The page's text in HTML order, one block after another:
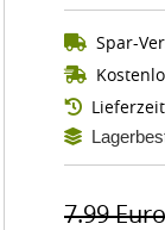
Spar-
7.99 Euro